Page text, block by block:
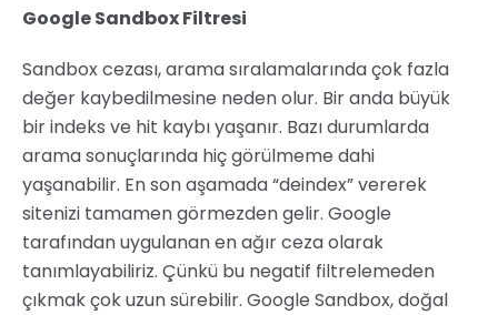
Google Sandbox Filtresi
Sandbox cezası, arama sıralamalarında çok fazla
değer kaybedilmesine neden olur. Bir anda büyük
bir indeks ve hit kaybı yaşanır. Bazı durumlarda
arama sonuçlarında hiç görülmeme dahi
yaşanabilir. En son aşamada “deindex” vererek
sitenizi tamamen görmezden gelir. Google
tarafından uygulanan en ağır ceza olarak
tanımlayabiliriz. Çünkü bu negatif filtrelemeden
çıkmak çok uzun sürebilir. Google Sandbox, doğal